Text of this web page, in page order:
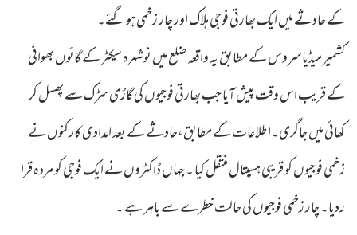
کے حادثے میں ایک بھارتی فوجی ہلاک اور چار زخمی ہو گئے۔
کشمیر میڈیا سروس کے مطابق یہ واقعہ ضلع میں نوشہرہ سیکٹر کے گائوں بھوانی
کے قریب اس وقت پیش آیا جب بھارتی فوجیوں کی گاڑی سڑک سے پھسل کر
کھائی میں جاگری۔اطلاعات کے مطابق،حادثے کے بعد امدادی کارکنوں نے
زخمی فوجیوں کو قریبی ہسپتال منتقل کیا ۔ جہاں ڈاکٹروں نے ایک فوجی کو مردہ قرا
ردیا۔ چار زخمی فوجیوں کی حالت خطرے سے باہر ہے ۔